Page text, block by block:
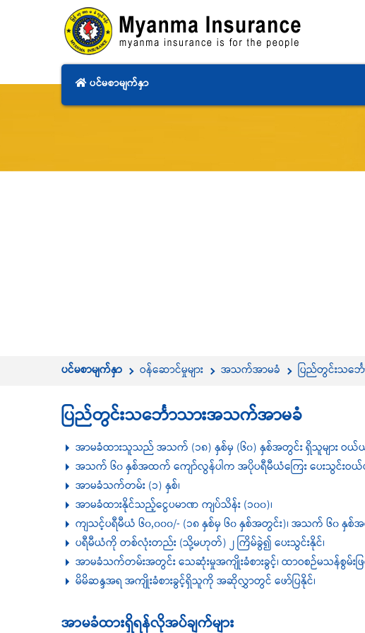
ပင်မစာမျက်နှာ
ပင်မစာမျက်နှာ ဝန်ဆောင်မှုများ အသက်အာမခံ ပြည်တွင်းသင်္
ပြည်တွင်းသင်္ဘောသားအသက်အာမခံ
အာမခံထားသူသည် အသက် (၁၈) နှစ်မှ (၆၀) နှစ်အတွင်း ရှိသူများ ဝယ်
အသက် ၆၀ နှစ်အထက် ကျော်လွန်ပါက အပိုပရီမီယံကြေး ပေးသွင်းဝယ်
အာမခံသက်တမ်း (၁) နှစ်၊
အာမခံထားနိုင်သည့်ငွေပမာဏ ကျပ်သိန်း (၁၀၀)၊
ကျသင့်ပရီမီယံ ၆၀,၀၀၀/- (၁၈ နှစ်မှ ၆၀ နှစ်အတွင်း)၊ အသက် ၆၀ နှစ်
ပရီမီယံကို တစ်လုံးတည်း (သို့မဟုတ်) ၂ ကြိမ်ခွဲ၍ ပေးသွင်းနိုင်၊
အာမခံသက်တမ်းအတွင်း သေဆုံးမှုအကျိုးခံစားခွင့်၊ ထာဝစဉ်မသန်စွမ်းဖ
မိမိဆန္ဒအရ အကျိုးခံစားခွင့်ရှိသူကို အဆိုလွှာတွင် ဖော်ပြနိုင်၊
အာမခံထားရှိရန်လိုအပ်ချက်များ